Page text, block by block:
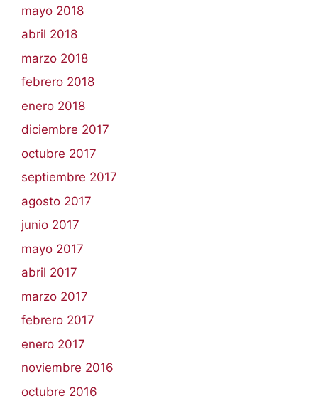
mayo 2018
abril 2018
marzo 2018
febrero 2018
enero 2018
diciembre 2017
octubre 2017
septiembre 2017
agosto 2017
junio 2017
mayo 2017
abril 2017
marzo 2017
febrero 2017
enero 2017
noviembre 2016
octubre 2016